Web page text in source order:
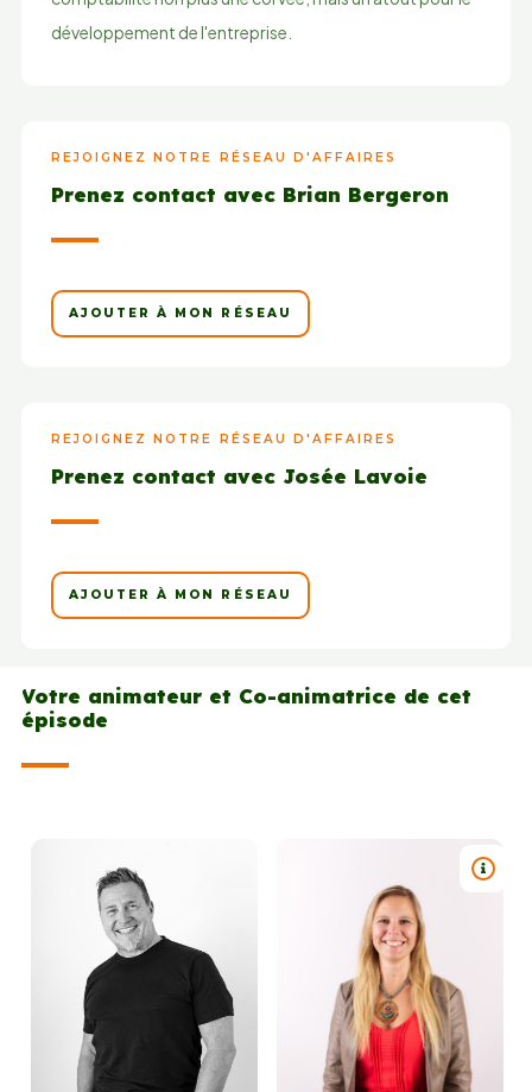
développement de l'entreprise.
REJOIGNEZ NOTRE RÉSEAU D'AFFAIRES
Prenez contact avec Brian Bergeron
AJOUTER À MON RÉSEAU
REJOIGNEZ NOTRE RÉSEAU D'AFFAIRES
Prenez contact avec Josée Lavoie
AJOUTER À MON RÉSEAU
Votre animateur et Co-animatrice de cet
épisode
TITRE